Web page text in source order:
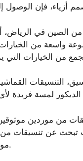
الصين في الرياض،
واسعة من الخيارات.
التنسيقات
من موردين
تبحث عن تنسيقات من
موردين يمكنهم توفير أفضل المواد لمشاريعك.